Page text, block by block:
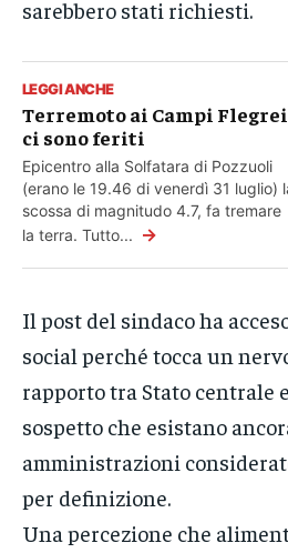
sarebbero stati richiesti.
LEGGI ANCHE
Terremoto ai Campi
ci sono feriti
Epicentro alla Solfatara di Pozzuoli
(erano le 19.46 di venerdì 31 luglio)
scossa di magnitudo 4.7, fa tremare
la terra. Tutto... →
Il post del sindaco ha
social perché tocca un
rapporto tra Stato centrale
sospetto che esistano
amministrazioni
per definizione.
Una percezione che